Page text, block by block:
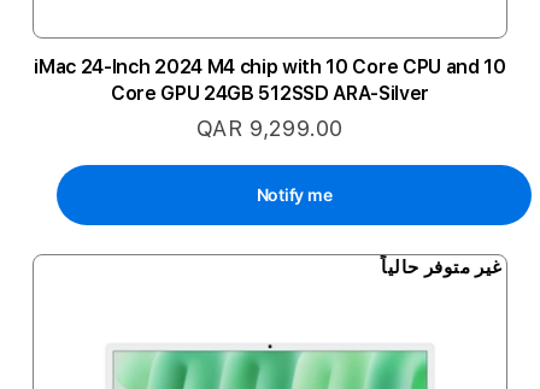
iMac 24-Inch 2024 M4 chip with 10 Core CPU and 10
Core GPU 24GB 512SSD ARA-Silver
QAR 9,299.00
Notify me
غير متوفر حالياً